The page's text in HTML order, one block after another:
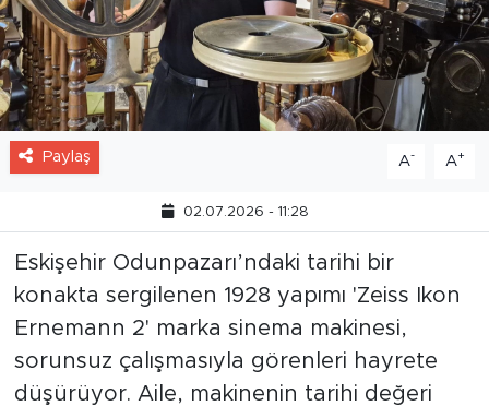
Paylaş A- A+
02.07.2026 - 11:28
Eskişehir Odunpazarı’ndaki tarihi bir
konakta sergilenen 1928 yapımı 'Zeiss Ikon
Ernemann 2' marka sinema makinesi,
sorunsuz çalışmasıyla görenleri hayrete
düşürüyor. Aile, makinenin tarihi değeri